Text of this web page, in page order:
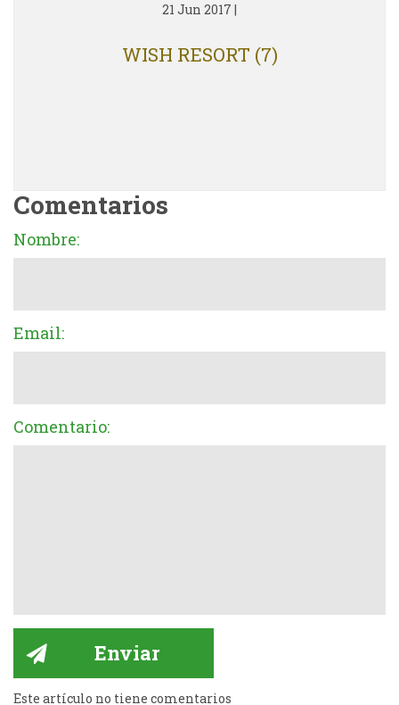
21 Jun 2017 |
WISH RESORT (7)
Comentarios
Nombre:
Email:
Comentario:
Este artículo no tiene comentarios